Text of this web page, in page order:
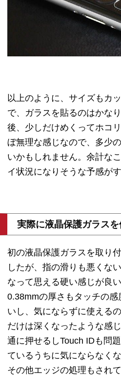
以上のように、サイズもカ
で、ガラスを貼るのはかな
後、少しだけめくってホコ
ぼ無理な感じなので、多少
いかもしれません。余計な
イ状況になりそうな予感がす
実際に液晶保護ガラス
初の液晶保護ガラスを取り
したが、指の滑りも悪くな
なって思える硬い感じが良
0.38mmの厚さもタッチの
いし、気にならずに使える
だけは深くなったような感
通に押せるしTouch IDも問
ているうちに気にならなく
その他エッジの処理もされ